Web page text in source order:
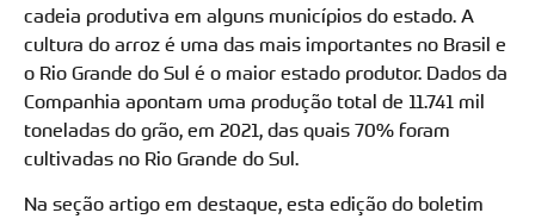
cadeia produtiva em alguns municípios do estado. A
cultura do arroz é uma das mais importantes no Brasil e
o Rio Grande do Sul é o maior estado produtor. Dados da
Companhia apontam uma produção total de 11.741 mil
toneladas do grão, em 2021, das quais 70% foram
cultivadas no Rio Grande do Sul.
Na seção artigo em destaque, esta edição do boletim